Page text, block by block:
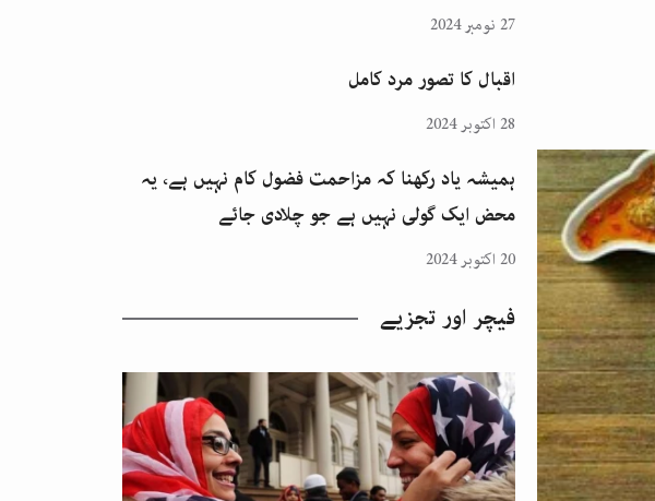
27 نومبر 2024
اقبال کا تصور مرد کامل
28 اکتوبر 2024
ہمیشہ یاد رکھنا کہ مزاحمت فضول کام نہیں ہے، یہ
محض ایک گولی نہیں ہے جو چلادی جائے
20 اکتوبر 2024
فیچر اور تجزیے